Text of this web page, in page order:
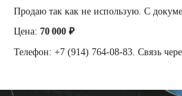
Продаю так как не использую. С
Цена: 70 000 ₽
Телефон: +7 (914) 764-08-83. Связь